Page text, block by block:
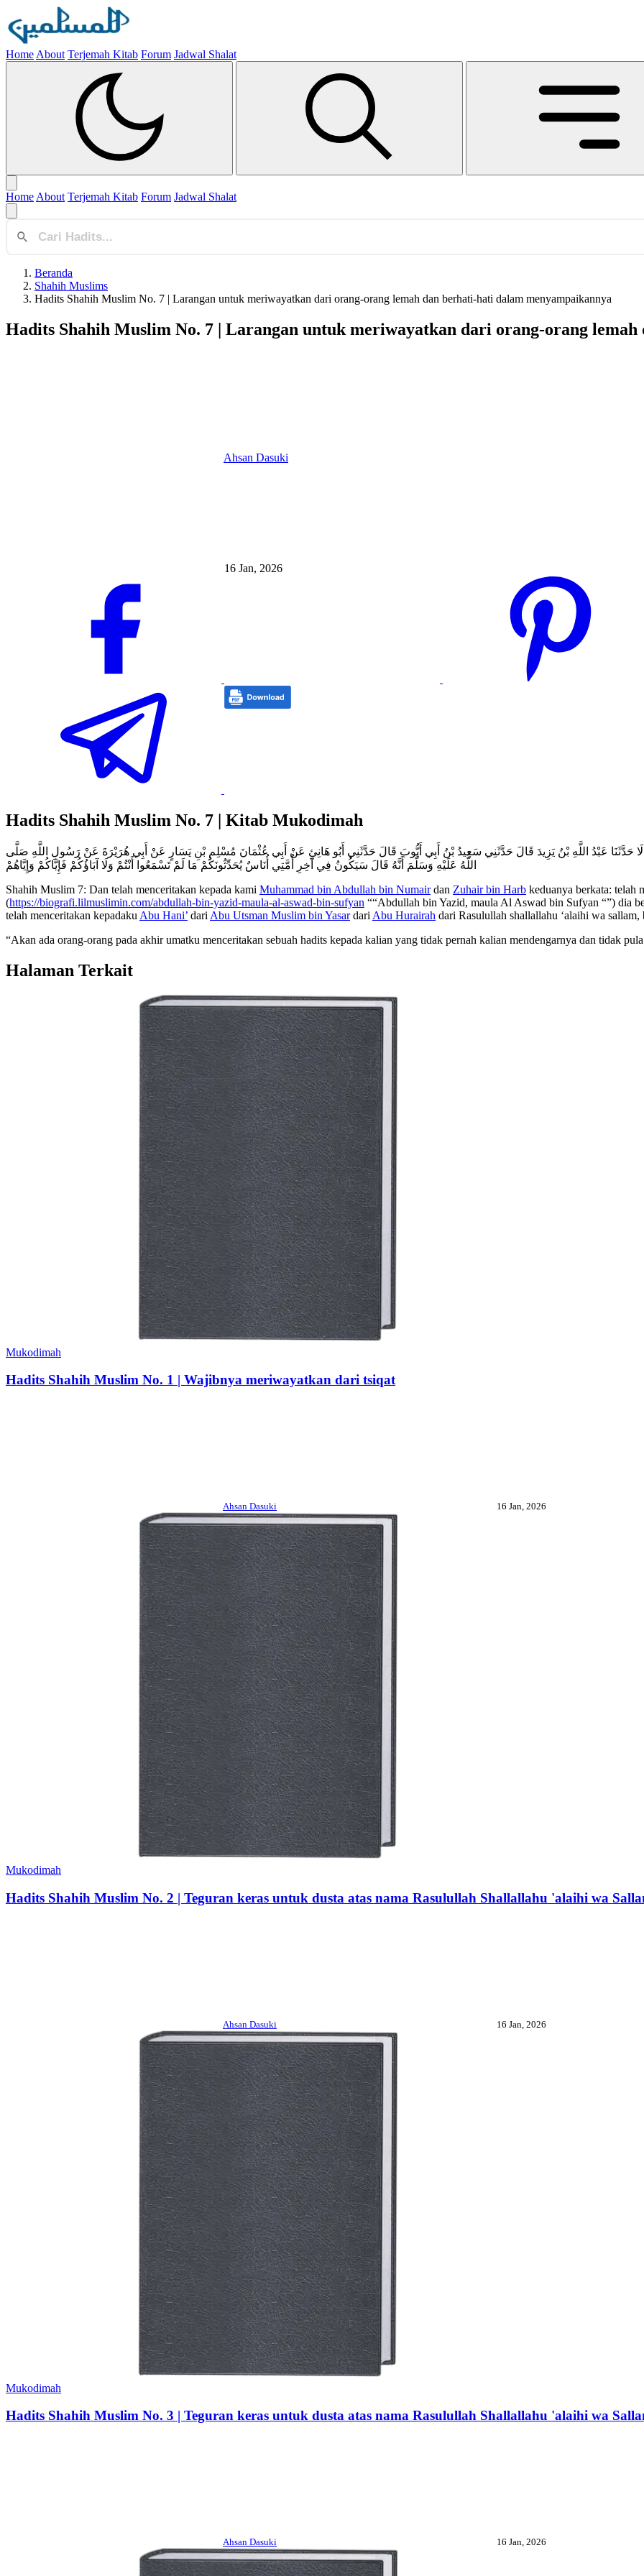
Home About Terjemah Kitab Forum Jadwal Shalat
Home About Terjemah Kitab Forum Jadwal Shalat
Beranda
Shahih Muslims
Hadits Shahih Muslim No. 7 | Larangan untuk meriwayatkan dari orang-orang lemah dan berhati-hati dalam menyampaikannya
Hadits Shahih Muslim No. 7 | Larangan untuk meriwayatkan dari orang-orang
Ahsan Dasuki
16 Jan, 2026
Hadits Shahih Muslim No. 7 | Kitab Mukodimah
حَرْبٍ قَالَا حَدَّثَنَا عَبْدُ اللَّهِ بْنُ يَزِيدَ قَالَ حَدَّثَنِي سَعِيدُ بْنُ أَبِي أَيُّوبَ قَالَ حَدَّثَنِي أَبُو هَانِئٍ عَنْ أَبِي عُثْمَانَ مُسْلِمِ بْنِ يَسَارٍ عَنْ أَبِي هُرَيْرَةَ عَنْ رَسُولِ اللَّهِ صَلَّى
اللَّهُ عَلَيْهِ وَسَلَّمَ أَنَّهُ قَالَ سَيَكُونُ فِي آخِرِ أُمَّتِي أُنَاسٌ يُحَدِّثُونَكُمْ مَا لَمْ تَسْمَعُوا أَنْتُمْ وَلَا آبَاؤُكُمْ فَإِيَّاكُمْ وَإِيَّاهُمْ
Shahih Muslim 7: Dan telah menceritakan kepada kami Muhammad bin Abdullah bin Numairdan Zuhair bin Harb keduanya berkata: telah
(https://biografi.lilmuslimin.com/abdullah-bin-yazid-maula-al-aswad-bin-sufyan ““Abdullah bin Yazid, maula Al Aswad bin Sufyan “”) dia
telah menceritakan kepadaku Abu Hani’ dari Abu Utsman Muslim bin Yasardari Abu Hurairah dari Rasulullah shallallahu ‘alaihi wa sallam,
“Akan ada orang-orang pada akhir umatku menceritakan sebuah hadits kepada kalian yang tidak pernah kalian mendengarnya dan tidak
Halaman Terkait
Mukodimah
Hadits Shahih Muslim No. 1 | Wajibnya meriwayatkan dari tsiqat
Ahsan Dasuki 16 Jan, 2026
Mukodimah
Hadits Shahih Muslim No. 2 | Teguran keras untuk dusta atas nama Rasulullah Shallallahu 'alaihi wa
Ahsan Dasuki 16 Jan, 2026
Mukodimah
Hadits Shahih Muslim No. 3 | Teguran keras untuk dusta atas nama Rasulullah Shallallahu 'alaihi wa
Ahsan Dasuki 16 Jan, 2026